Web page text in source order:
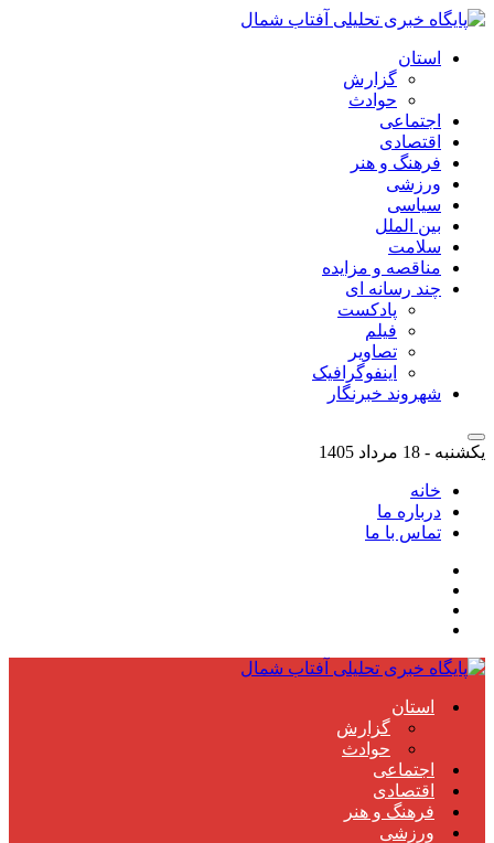
استان
گزارش
حوادث
اجتماعی
اقتصادی
فرهنگ و هنر
ورزشی
سیاسی
بین الملل
سلامت
مناقصه و مزایده
چند رسانه ای
پادکست
فیلم
تصاویر
اینفوگرافیک
شهروند خبرنگار
یکشنبه - 18 مرداد 1405
خانه
درباره ما
تماس با ما
استان
گزارش
حوادث
اجتماعی
اقتصادی
فرهنگ و هنر
ورزشی